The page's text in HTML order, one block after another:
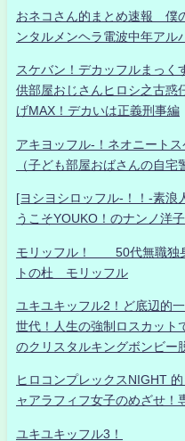
おネコさん的まとめ速報 僕
ンタルメンヘラ電波中年アル
スケバン！デカッフルまっく
供部屋おじさんヒロシ之古惑
げMAX！デカいは正義刑事編
アキヨッフル-！ネオニート
（子ども部屋おばさんの自宅
[ヨシヨシロッフル-！！-素浪
うこそYOUKO！のナンノ洋
モリッフル！ 50代無職独
トの杜 モリッフル
ユキユキッフル2！ど底辺的
世代！人生の強制ロスカット
のクリスタルキングボンビー
ヒロコンプレックスNIGHT
ャアラフィフ女子のめざせ！
ユキユキッフル3！